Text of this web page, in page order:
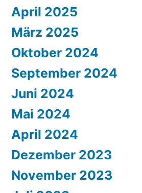
April 2025
März 2025
Oktober 2024
September 2024
Juni 2024
Mai 2024
April 2024
Dezember 2023
November 2023